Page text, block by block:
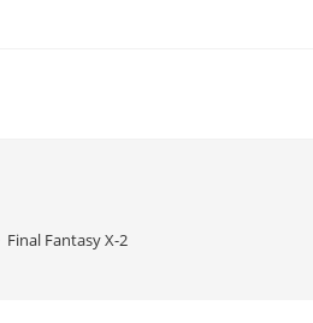
Final Fantasy X-2